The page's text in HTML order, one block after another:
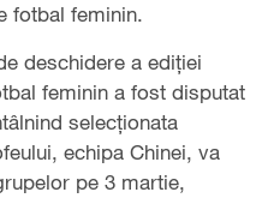
fotbal feminin.
deschidere a ediției
feminin a fost disputat
selecționata
echipa Chinei, va
pe 3 martie,